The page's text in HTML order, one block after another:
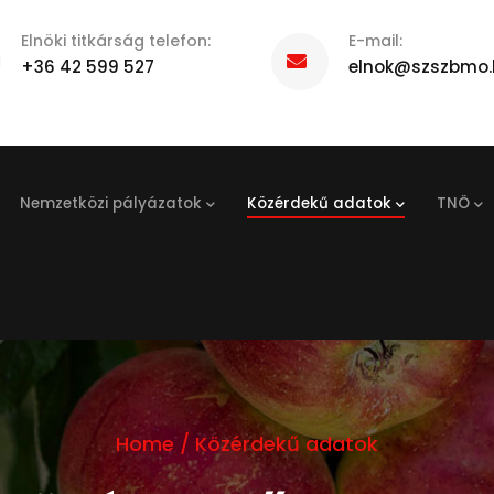
Elnöki titkárság telefon:
+36 42 599 527
E-mail:
Nemzetközi pályázatok Közérdekű adatok TNÖ
Home / Közérdekű adatok